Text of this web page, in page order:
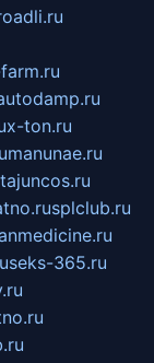
x-ton.ru
manunae.ru
tajuncos.ru
splclub.ru
seks-365.ru